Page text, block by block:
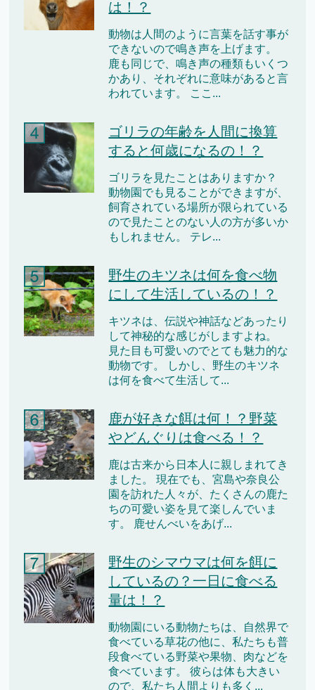
は！？
動物は人間のように言葉を話す事が
できないので鳴き声を上げます。
鹿も同じで、鳴き声の種類もいくつ
かあり、それぞれに意味があると言
われています。 ここ...
ゴリラの年齢を人間に換算
すると何歳になるの！？
ゴリラを見たことはありますか？
動物園でも見ることができますが、
飼育されている場所が限られている
ので見たことのない人の方が多いか
もしれません。 テレ...
野生のキツネは何を食べ物
にして生活しているの！？
キツネは、伝説や神話などあったり
して神秘的な感じがしますよね。
見た目も可愛いのでとても魅力的な
動物です。 しかし、野生のキツネ
は何を食べて生活して...
鹿が好きな餌は何！？野菜
やどんぐりは食べる！？
鹿は古来から日本人に親しまれてき
ました。 現在でも、宮島や奈良公
園を訪れた人々が、たくさんの鹿た
ちの可愛い姿を見て楽しんでいま
す。 鹿せんべいをあげ...
野生のシマウマは何を餌に
しているの？一日に食べる
量は！？
動物園にいる動物たちは、自然界で
食べている草花の他に、私たちも普
段食べている野菜や果物、肉などを
食べています。 彼らは体も大きい
ので、私たち人間よりも多く...